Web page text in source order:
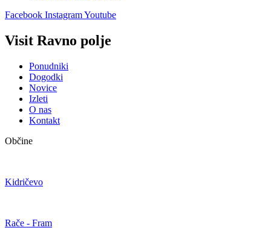
Facebook InstagramYoutube
Visit Ravno polje
Ponudniki
Dogodki
Novice
Izleti
O nas
Kontakt
Občine
Kidričevo
Rače - Fram